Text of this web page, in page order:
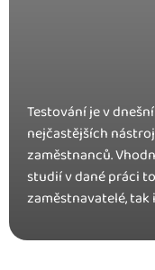
Testování je v
nejčastějších
zaměstnanců.
studií v dané práci
zaměstnavatelé, tak